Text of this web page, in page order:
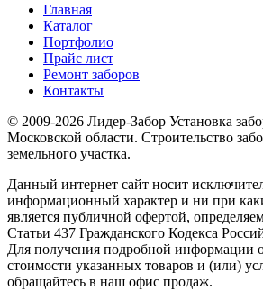
Главная
Каталог
Портфолио
Прайс лист
Ремонт заборов
Контакты
© 2009-2026 Лидер-Забор Установка
Московской области. Строительство
земельного участка.
Данный интернет сайт носит
информационный характер и ни при
является публичной офертой,
Статьи 437 Гражданского Кодекса
Для получения подробной информации
стоимости указанных товаров и (или)
обращайтесь в наш офис продаж.